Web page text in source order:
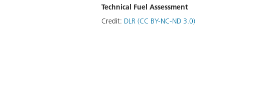
Technical Fuel Assessment
Credit: DLR (CC BY-NC-ND 3.0)